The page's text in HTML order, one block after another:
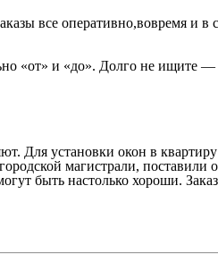
все оперативно,вовремя и
«от» и «до». Долго не ищите
Для установки окон в
магистрали,
быть настолько хороши.